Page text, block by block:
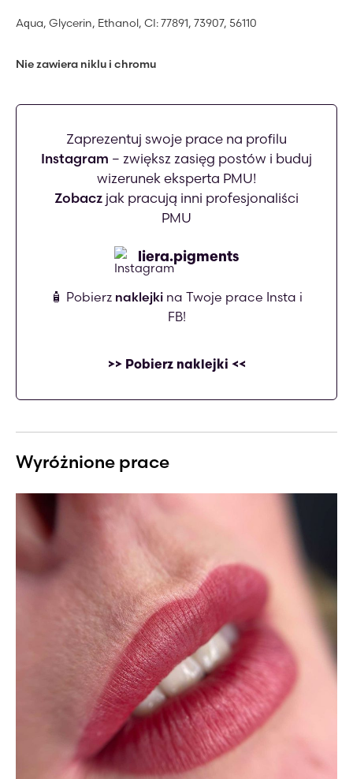
Aqua, Glycerin, Ethanol, CI: 77891, 73907, 56110
Nie zawiera niklu i chromu
Zaprezentuj swoje prace na profilu
Instagram – zwiększ zasięg postów i buduj
wizerunek eksperta PMU!
Zobacz jak pracują inni profesjonaliści
PMU
liera.pigments
🧴 Pobierz naklejki na Twoje prace Insta i
FB!
>> Pobierz naklejki <<
Wyróżnione prace